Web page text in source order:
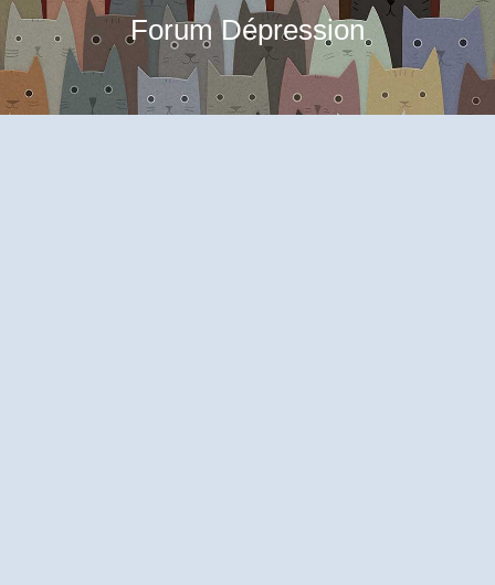
Forum Dépression